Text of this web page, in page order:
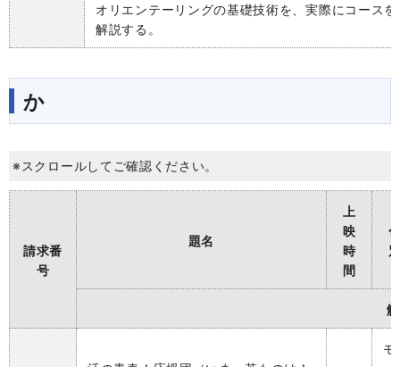
オリエンテーリングの基礎技術を、実際にコース
解説する。
か
※スクロールしてご確認ください。
請求番
号
題名
上
映
時
間
モ